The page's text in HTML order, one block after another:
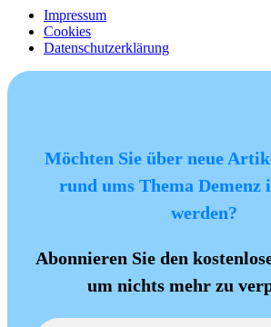
Impressum
Cookies
Datenschutzerklärung
Möchten Sie über neue
rund ums Thema
werden?
Abonnieren Sie den
um nichts mehr zu